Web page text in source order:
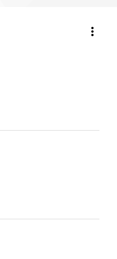
more_vert